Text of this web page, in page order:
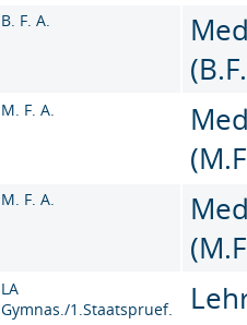
B. F. A.
M. F. A.
M. F. A.
LA
Gymnas./1.Staatspruef.